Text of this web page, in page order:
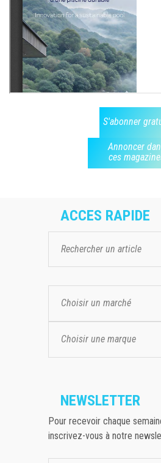
S'abonner
Annoncer
ces
ACCES RAPIDE
Choisir un marché
Choisir une marque
NEWSLETTER
Pour recevoir chaque
inscrivez-vous à notre